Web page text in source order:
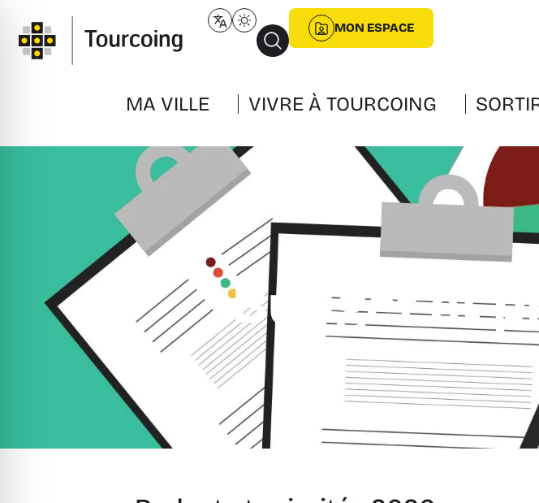
MON ESPACE
MA VILLE VIVRE À TOURCOING
Budget et